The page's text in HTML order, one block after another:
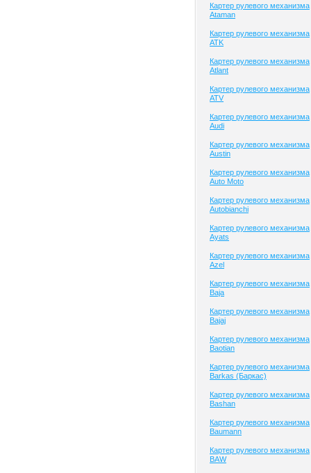
Картер рулевого механизма
Ataman
Картер рулевого механизма
ATK
Картер рулевого механизма
Atlant
Картер рулевого механизма
ATV
Картер рулевого механизма
Audi
Картер рулевого механизма
Austin
Картер рулевого механизма
Auto Moto
Картер рулевого механизма
Autobianchi
Картер рулевого механизма
Ayats
Картер рулевого механизма
Azel
Картер рулевого механизма
Baja
Картер рулевого механизма
Bajaj
Картер рулевого механизма
Baotian
Картер рулевого механизма
Barkas (Баркас)
Картер рулевого механизма
Bashan
Картер рулевого механизма
Baumann
Картер рулевого механизма
BAW